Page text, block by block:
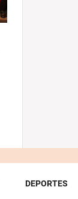
DEPORTES